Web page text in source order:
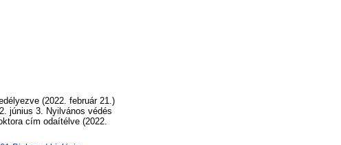
(2022. február 21.)
június 3. Nyilvános védés
cím odaítélve (2022.